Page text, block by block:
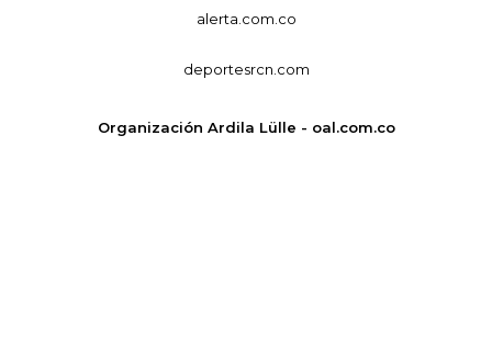
alerta.com.co
deportesrcn.com
Organización Ardila Lülle - oal.com.co